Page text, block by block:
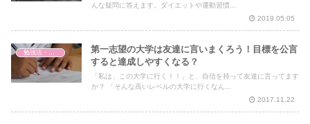
んな疑問に答えます。ダイエットや運動習慣...
2019.05.05
勉強法・暗記法
第一志望の大学は友達に言いまくろう！目標を公言
すると達成しやすくなる？
「私は、この大学に行く！！」と、自信を持って友達に言ってます
か？ 「そんな高いレベルの大学に行くなん...
2017.11.22